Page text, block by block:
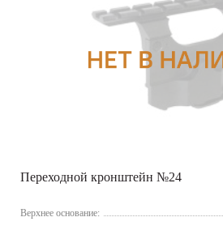
Переходной кронштейн №24
Верхнее основание: